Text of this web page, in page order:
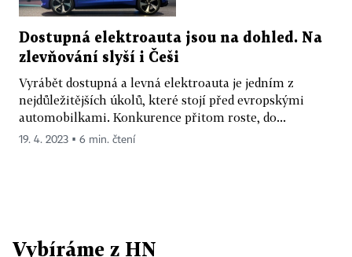
Dostupná elektroauta jsou na dohled. Na
zlevňování slyší i Češi
Vyrábět dostupná a levná elektroauta je jedním z
nejdůležitějších úkolů, které stojí před evropskými
automobilkami. Konkurence přitom roste, do...
19. 4. 2023 ▪ 6 min. čtení
Vybíráme z HN